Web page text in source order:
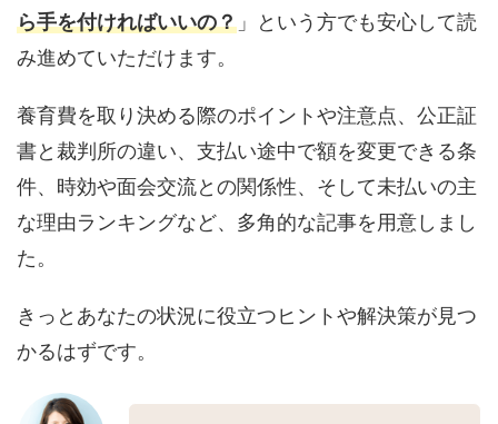
ら手を付ければいいの？ 」という方でも安心して読
み進めていただけます。
養育費を取り決める際のポイントや注意点、公正証
書と裁判所の違い、支払い途中で額を変更できる条
件、時効や面会交流との関係性、そして未払いの主
な理由ランキングなど、多角的な記事を用意しまし
た。
きっとあなたの状況に役立つヒントや解決策が見つ
かるはずです。